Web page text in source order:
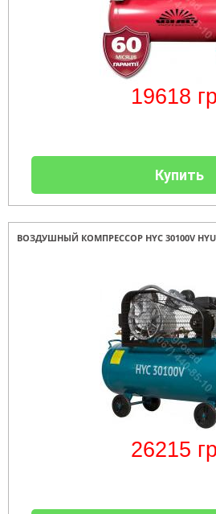
19618
Купить
ВОЗДУШНЫЙ КОМПРЕССОР HYC 30100V
26215